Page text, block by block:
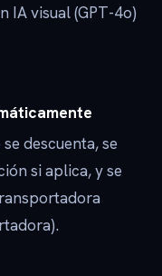
IA visual (GPT-4o)
descuenta, se
si aplica, y se